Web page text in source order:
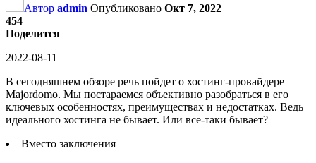
Автор admin Опубликовано Окт 7, 2022
454
Поделится
2022-08-11
В сегодняшнем обзоре речь пойдет о хостинг-провайдере
Majordomo. Мы постараемся объективно разобраться в его
ключевых особенностях, преимуществах и недостатках. Ведь
идеального хостинга не бывает. Или все-таки бывает?
Вместо заключения